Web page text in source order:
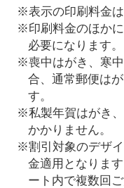
※表示の印刷料金は
※印刷料金のほか
必要になります。
※喪中はがき、寒
合、通常郵便は
す。
※私製年賀はがき
かかりません。
※割引対象のデザ
金適用となりま
ート内で複数回